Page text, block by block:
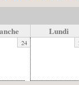
Lundi
24